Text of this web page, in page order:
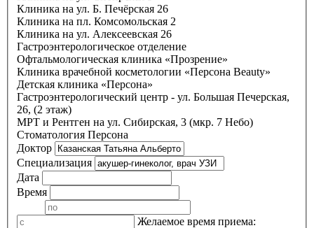
Клиника на ул. Б. Печёрская 26
Клиника на пл. Комсомольская 2
Клиника на ул. Алексеевская 26
Гастроэнтерологическое отделение
Офтальмологическая клиника «Прозрение»
Клиника врачебной косметологии «Персона Beauty»
Детская клиника «Персона»
Гастроэнтерологический центр - ул. Большая Печерская,
26, (2 этаж)
МРТ и Рентген на ул. Сибирская, 3 (мкр. 7 Небо)
Стоматология Персона
Доктор
Специализация
Дата
Время
Желаемое время приема: